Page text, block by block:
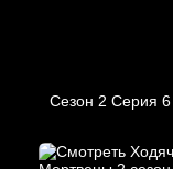
Сезон 2 Серия 6